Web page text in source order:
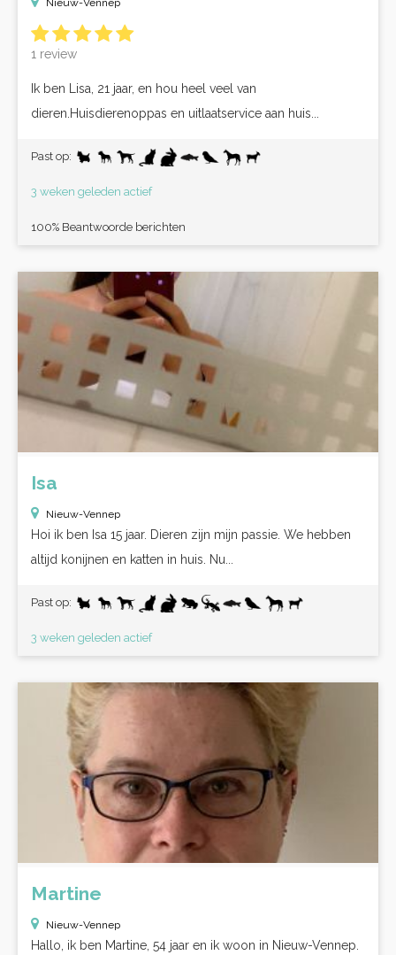
Nieuw-Vennep
1 review
Ik ben Lisa, 21 jaar, en hou heel veel van
dieren.Huisdierenoppas en uitlaatservice aan huis...
Past op:
3 weken geleden actief
100% Beantwoorde berichten
Isa
Nieuw-Vennep
Hoi ik ben Isa 15 jaar. Dieren zijn mijn passie. We hebben
altijd konijnen en katten in huis. Nu...
Past op:
3 weken geleden actief
Martine
Nieuw-Vennep
Hallo, ik ben Martine, 54 jaar en ik woon in Nieuw-Vennep.